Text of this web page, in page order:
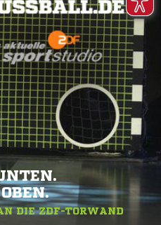
DIE ZDF-TORWAND